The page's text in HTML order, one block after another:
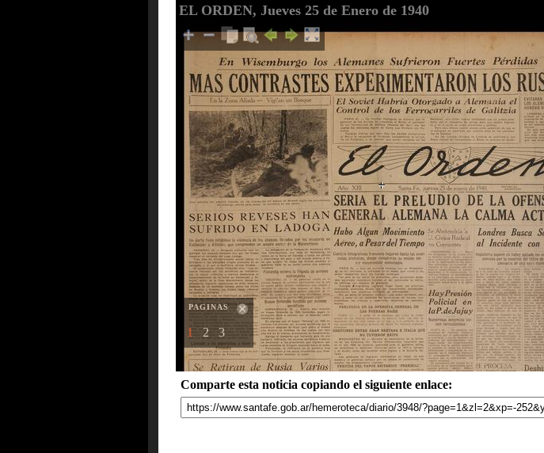
EL ORDEN, Jueves 25 de Enero de 1940
PAGINAS
1 2 3
Comparte esta noticia copiando el siguiente enlace: